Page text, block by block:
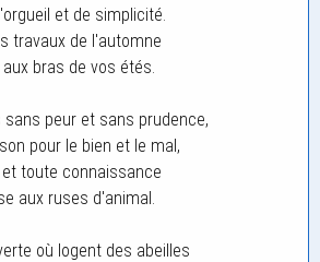
et de simplicité.
travaux de l'automne
bras de vos étés.
peur et sans prudence,
pour le bien et le mal,
toute connaissance
aux ruses d'animal.
où logent des abeilles